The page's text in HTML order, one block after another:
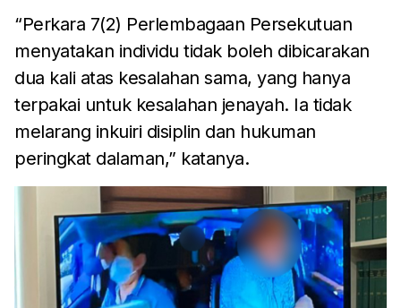
“Perkara 7(2) Perlembagaan Persekutuan
menyatakan individu tidak boleh dibicarakan
dua kali atas kesalahan sama, yang hanya
terpakai untuk kesalahan jenayah. Ia tidak
melarang inkuiri disiplin dan hukuman
peringkat dalaman,” katanya.